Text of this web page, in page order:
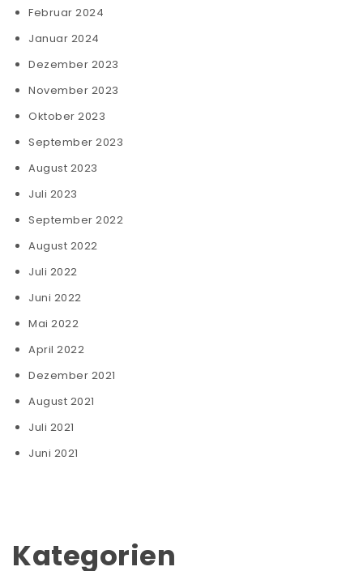
Februar 2024
Januar 2024
Dezember 2023
November 2023
Oktober 2023
September 2023
August 2023
Juli 2023
September 2022
August 2022
Juli 2022
Juni 2022
Mai 2022
April 2022
Dezember 2021
August 2021
Juli 2021
Juni 2021
Kategorien